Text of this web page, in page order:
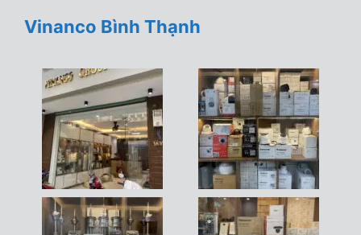
Vinanco Bình Thạnh